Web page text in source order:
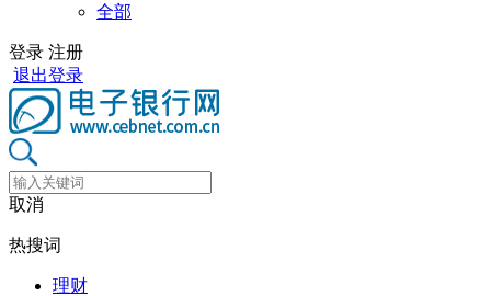
全部
登录 注册
退出登录
取消
热搜词
理财